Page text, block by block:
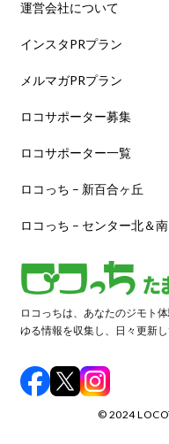
運営会社について
インスタPRプラン
メルマガPRプラン
ロコサポーター募集
ロコサポーター一覧
ロコっち – 新百合ヶ丘
ロコっち – センター北＆南
ロコっちは、あなたのジモト
ゆる情報を収集し、日々更新
©️ 2024